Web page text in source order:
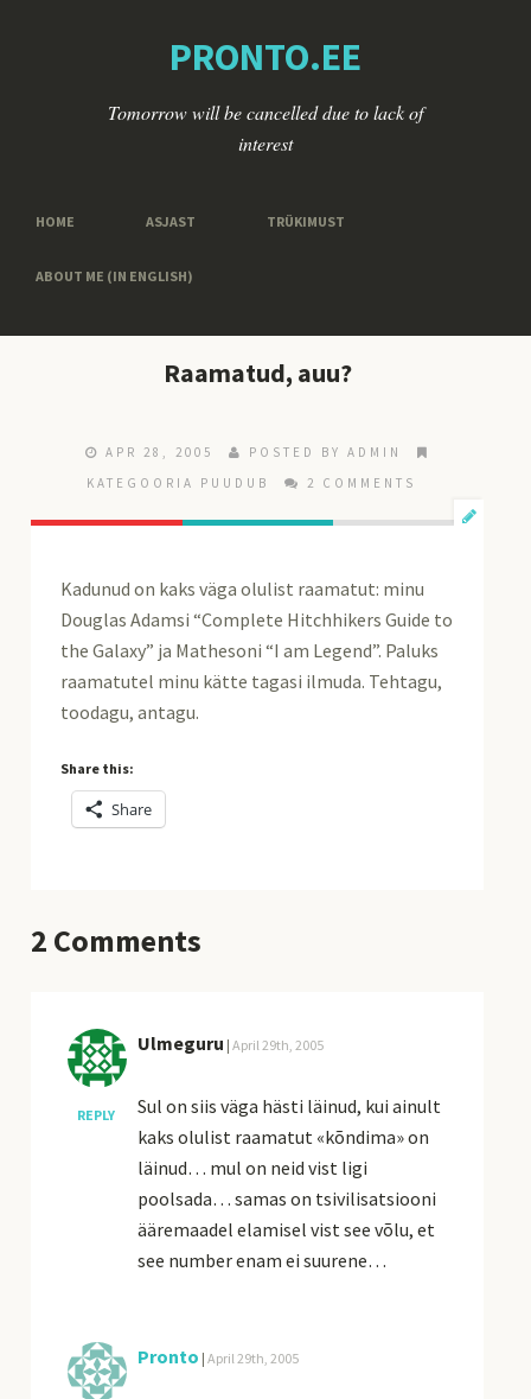
PRONTO.EE
Tomorrow will be cancelled due to lack of
interest
HOME ASJAST TRÜKIMUST
ABOUT ME (IN ENGLISH)
Raamatud, auu?
APR 28, 2005
POSTED BY ADMIN
KATEGOORIA PUUDUB
2 COMMENTS
Kadunud on kaks väga olulist raamatut: minu
Douglas Adamsi “Complete Hitchhikers Guide to
the Galaxy” ja Mathesoni “I am Legend”. Paluks
raamatutel minu kätte tagasi ilmuda. Tehtagu,
toodagu, antagu.
Share this:
Share
2 Comments
REPLY
Ulmeguru |April 29th, 2005
Sul on siis väga hästi läinud, kui ainult
kaks olulist raamatut «kõndima» on
läinud… mul on neid vist ligi
poolsada… samas on tsivilisatsiooni
ääremaadel elamisel vist see võlu, et
see number enam ei suurene…
Pronto |April 29th, 2005